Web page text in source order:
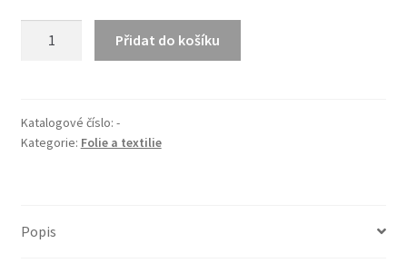
Přidat do košíku
Katalogové číslo: -
Kategorie: Folie a textilie
Popis